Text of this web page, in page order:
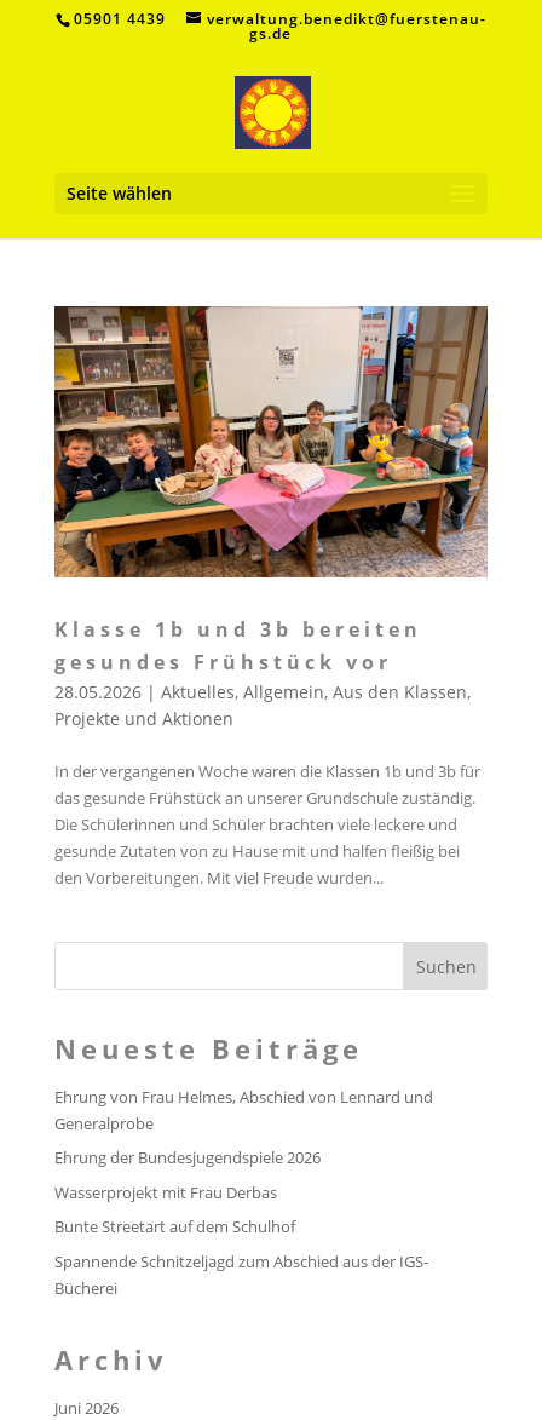
05901 4439 verwaltung.benedikt@fuerstenau-
gs.de
Seite wählen
Klasse 1b und 3b bereiten
gesundes Frühstück vor
28.05.2026| Aktuelles, Allgemein, Aus den Klassen,
Projekte und Aktionen
In der vergangenen Woche waren die Klassen 1b und 3b für
das gesunde Frühstück an unserer Grundschule zuständig.
Die Schülerinnen und Schüler brachten viele leckere und
gesunde Zutaten von zu Hause mit und halfen fleißig bei
den Vorbereitungen. Mit viel Freude wurden...
Neueste Beiträge
Ehrung von Frau Helmes, Abschied von Lennard und
Generalprobe
Ehrung der Bundesjugendspiele 2026
Wasserprojekt mit Frau Derbas
Bunte Streetart auf dem Schulhof
Spannende Schnitzeljagd zum Abschied aus der IGS-
Bücherei
Archiv
Juni 2026